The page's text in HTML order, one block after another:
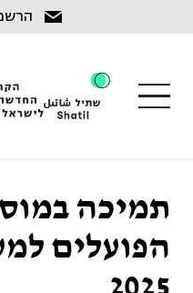
content
תמיכה
הפועלים